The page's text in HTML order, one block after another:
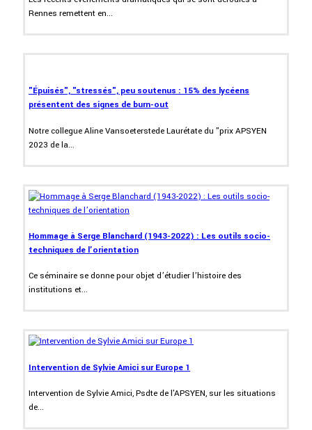
Rennes remettent en...
"Épuisés", "stressés", peu soutenus : 15% des lycéens
présentent des signes de burn-out
Notre collegue Aline Vansoeterstede Laurétate du "prix APSYEN
2023 de la...
Hommage à Serge Blanchard (1943-2022) : Les outils socio-
techniques de l’orientation
Ce séminaire se donne pour objet d’étudier l’histoire des
institutions et...
Intervention de Sylvie Amici sur Europe 1
Intervention de Sylvie Amici, Psdte de l'APSYEN, sur les situations
de...